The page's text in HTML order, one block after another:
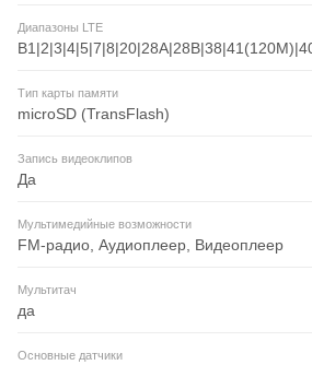
Диапазоны LTE
Тип карты памяти
microSD (TransFlash)
Запись видеоклипов
Да
Мультимедийные возможности
FM-радио, Аудиоплеер, Видеоплеер
Мультитач
да
Основные датчики